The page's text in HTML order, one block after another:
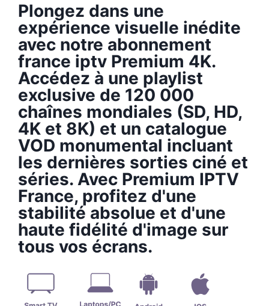
Plongez dans une
expérience visuelle inédite
avec notre abonnement
france iptv Premium 4K.
Accédez à une playlist
exclusive de 120 000
chaînes mondiales (SD, HD,
4K et 8K) et un catalogue
VOD monumental incluant
les dernières sorties ciné et
séries. Avec Premium IPTV
France, profitez d'une
stabilité absolue et d'une
haute fidélité d'image sur
tous vos écrans.